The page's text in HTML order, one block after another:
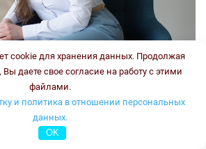
врач клинической лабораторной
диагностики
Стаж:
cookie для хранения данных. Продолжая
Вы даете свое согласие на работу с этими
файлами.
и политика в отношении персональных
данных.
OK